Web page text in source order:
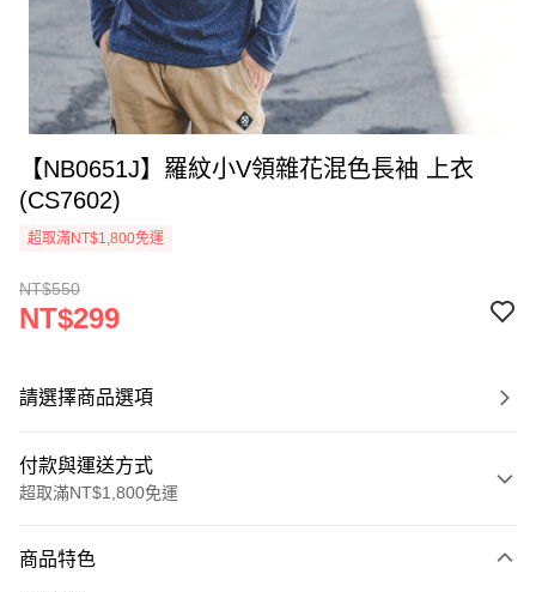
【NB0651J】羅紋小V領雜花混色長袖 上衣
(CS7602)
超取滿NT$1,800免運
NT$550
NT$299
請選擇商品選項
付款與運送方式
超取滿NT$1,800免運
信用卡一次付款
商品特色